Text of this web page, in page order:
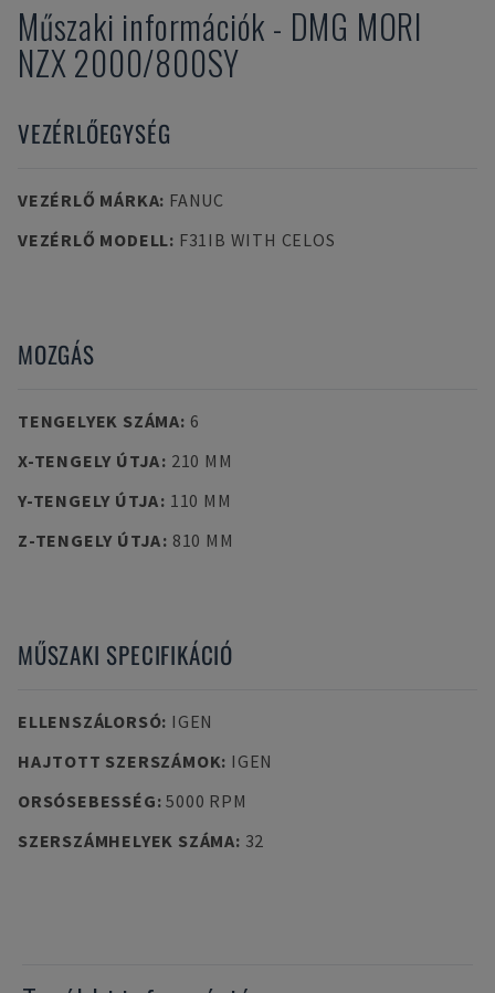
Műszaki információk - DMG MORI
NZX 2000/800SY
VEZÉRLŐEGYSÉG
VEZÉRLŐ MÁRKA: FANUC
VEZÉRLŐ MODELL: F31IB WITH CELOS
MOZGÁS
TENGELYEK SZÁMA: 6
X-TENGELY ÚTJA: 210 MM
Y-TENGELY ÚTJA: 110 MM
Z-TENGELY ÚTJA: 810 MM
MŰSZAKI SPECIFIKÁCIÓ
ELLENSZÁLORSÓ: IGEN
HAJTOTT SZERSZÁMOK: IGEN
ORSÓSEBESSÉG:5000 RPM
SZERSZÁMHELYEK SZÁMA: 32